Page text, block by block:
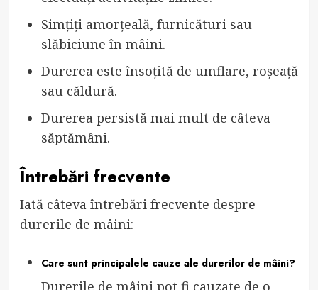
Simțiți amorțeală, furnicături sau
slăbiciune în mâini.
Durerea este însoțită de umflare, roșeață
sau căldură.
Durerea persistă mai mult de câteva
săptămâni.
Întrebări frecvente
Iată câteva întrebări frecvente despre
durerile de mâini:
Care sunt principalele cauze ale durerilor de mâini?